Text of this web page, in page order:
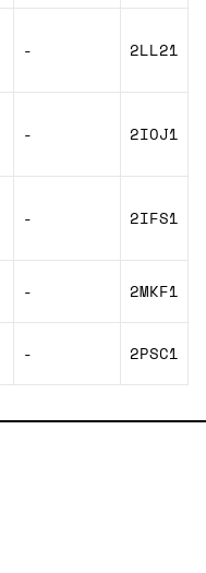
- 2LL21
- 2IOJ1
- 2IFS1
- 2MKF1
- 2PSC1